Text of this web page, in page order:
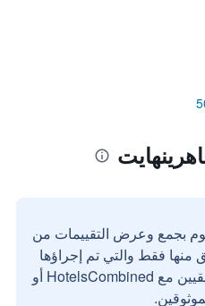
بجمع وعرض التقييمات من
منها فقط والتي تم إجراؤها
بواسطة مستخدمين حقيقيين مع HotelsCombined أو